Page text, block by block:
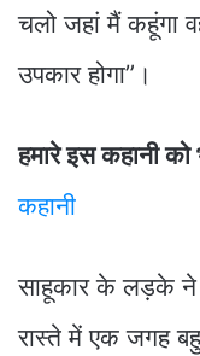
चलो जहां मैं कहूंगा
उपकार होगा”।
हमारे इस कहानी को
कहानी
साहूकार के लड़के ने
रास्ते में एक जगह